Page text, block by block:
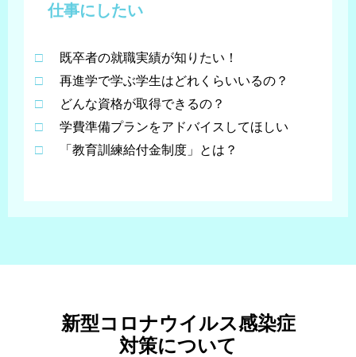
仕事にしたい
□
既卒者の就職実績が知りたい！
□
再進学で学ぶ学生はどれくらいいるの？
□
どんな資格が取得できるの？
□
学費準備プランをアドバイスしてほしい
□
「教育訓練給付金制度」とは？
新型コロナウイルス感染症
対策について